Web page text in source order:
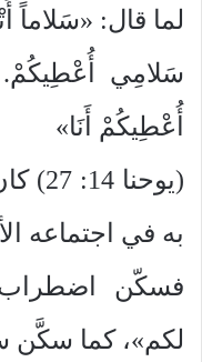
لما قال: «سَلاماً
سَلامِي
أُعْطِيكُمْ أَنَا»
به في اجتماعه
فسكّن اضطراب
لكم»، كما سكَّن